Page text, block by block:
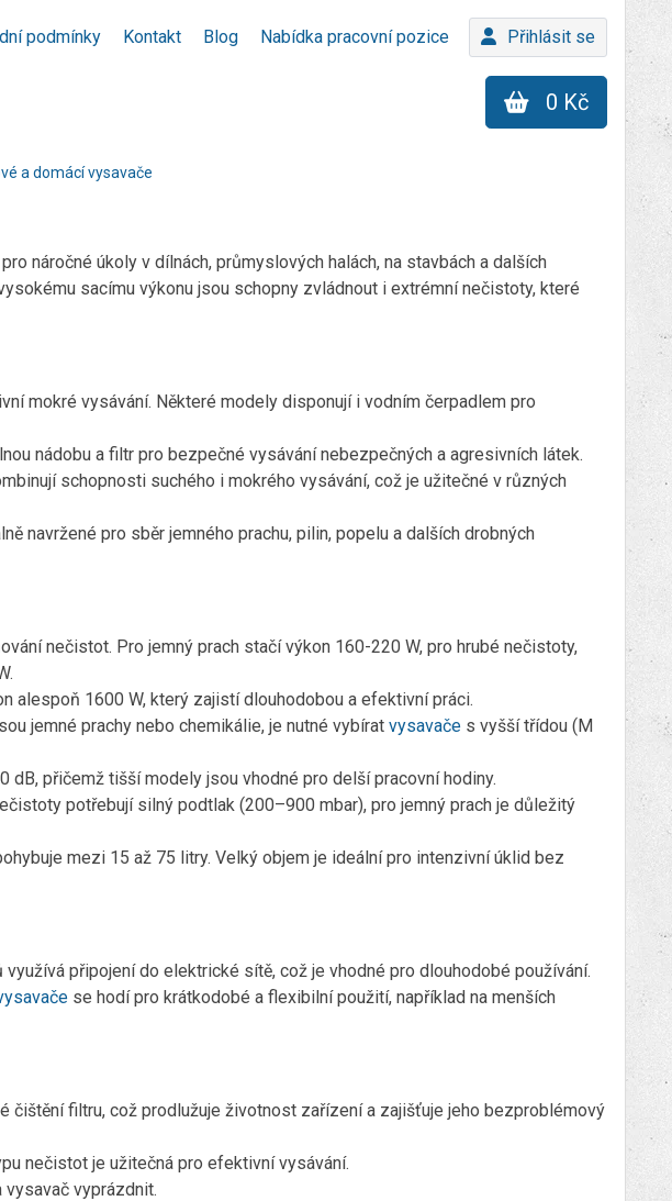
podmínky Kontakt Blog Nabídka pracovní pozice Přihlásit se
0 Kč
a domácí vysavače
náročné úkoly v dílnách, průmyslových halách, na stavbách a dalších
sacímu výkonu jsou schopny zvládnout i extrémní nečistoty, které
mokré vysávání. Některé modely disponují i vodním čerpadlem pro
nádobu a filtr pro bezpečné vysávání nebezpečných a agresivních látek.
schopnosti suchého i mokrého vysávání, což je užitečné v různých
navržené pro sběr jemného prachu, pilin, popelu a dalších drobných
nečistot. Pro jemný prach stačí výkon 160-220 W, pro hrubé nečistoty,
alespoň 1600 W, který zajistí dlouhodobou a efektivní práci.
jemné prachy nebo chemikálie, je nutné vybírat vysavače s vyšší třídou (M
dB, přičemž tišší modely jsou vhodné pro delší pracovní hodiny.
potřebují silný podtlak (200–900 mbar), pro jemný prach je důležitý
mezi 15 až 75 litry. Velký objem je ideální pro intenzivní úklid bez
připojení do elektrické sítě, což je vhodné pro dlouhodobé používání.
se hodí pro krátkodobé a flexibilní použití, například na menších
čištění filtru, což prodlužuje životnost zařízení a zajišťuje jeho bezproblémový
nečistot je užitečná pro efektivní vysávání.
vysavač vyprázdnit.